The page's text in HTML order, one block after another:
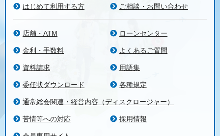
はじめて利用する方 ご相談・お問い合わせ
店舗・ATM ローンセンター
金利・手数料 よくあるご質問
資料請求 用語集
委任状ダウンロード 各種規定
通常総会関連・経営内容（ディスクロージャー）
苦情等への対応 採用情報